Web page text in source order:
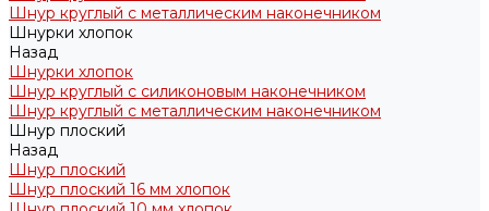
Шнур круглый с металлическим наконечником
Шнурки хлопок
Назад
Шнурки хлопок
Шнур круглый с силиконовым наконечником
Шнур круглый с металлическим наконечником
Шнур плоский
Назад
Шнур плоский
Шнур плоский 16 мм хлопок